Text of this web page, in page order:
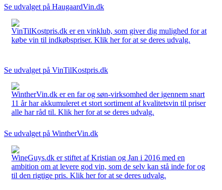
Se udvalget på HaugaardVin.dk
VinTilKostpris.dk er en vinklub, som giver dig mulighed for at
købe vin til indkøbspriser. Klik her for at se deres udvalg.
Se udvalget på VinTilKostpris.dk
WintherVin.dk er en far og søn-virksomhed der igennem snart
11 år har akkumuleret et stort sortiment af kvalitetsvin til priser
alle har råd til. Klik her for at se deres udvalg.
Se udvalget på WintherVin.dk
WineGuys.dk er stiftet af Kristian og Jan i 2016 med en
ambition om at levere god vin, som de selv kan stå inde for og
til den rigtige pris. Klik her for at se deres udvalg.